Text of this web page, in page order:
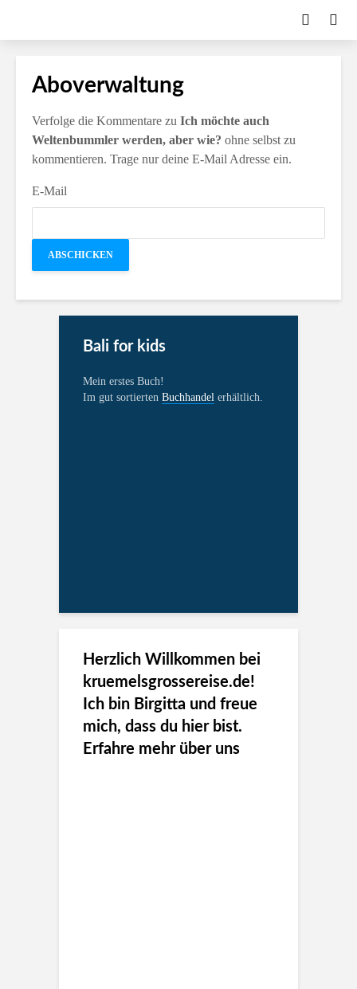
Aboverwaltung
Verfolge die Kommentare zu Ich möchte auch
Weltenbummler werden, aber wie? ohne selbst zu
kommentieren. Trage nur deine E-Mail Adresse ein.
E-Mail
Bali for kids
Mein erstes Buch!
Im gut sortierten Buchhandel erhältlich.
Herzlich Willkommen bei
kruemelsgrossereise.de!
Ich bin Birgitta und freue
mich, dass du hier bist.
Erfahre mehr über uns